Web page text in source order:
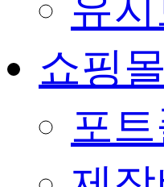
유
쇼핑몰
포